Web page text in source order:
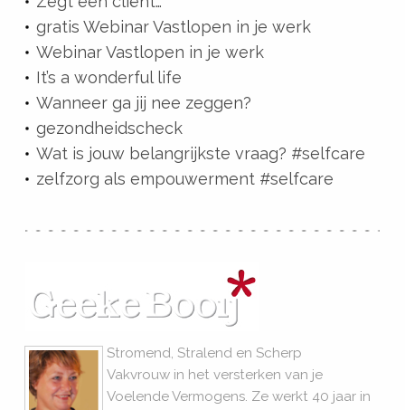
gratis Webinar Vastlopen in je werk
Webinar Vastlopen in je werk
It’s a wonderful life
Wanneer ga jij nee zeggen?
gezondheidscheck
Wat is jouw belangrijkste vraag? #selfcare
zelfzorg als empouwerment #selfcare
Stromend, Stralend en Scherp
Vakvrouw in het versterken van je
Voelende Vermogens. Ze werkt 40 jaar in